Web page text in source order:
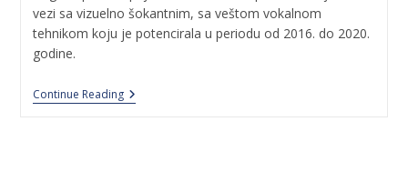
vezi sa vizuelno šokantnim, sa veštom vokalnom
tehnikom koju je potencirala u periodu od 2016. do 2020.
godine.
Continue Reading